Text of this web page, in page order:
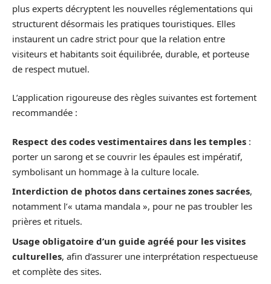
plus experts décryptent les nouvelles réglementations qui
structurent désormais les pratiques touristiques. Elles
instaurent un cadre strict pour que la relation entre
visiteurs et habitants soit équilibrée, durable, et porteuse
de respect mutuel.
L’application rigoureuse des règles suivantes est fortement
recommandée :
Respect des codes vestimentaires dans les temples :
porter un sarong et se couvrir les épaules est impératif,
symbolisant un hommage à la culture locale.
Interdiction de photos dans certaines zones sacrées,
notamment l’« utama mandala », pour ne pas troubler les
prières et rituels.
Usage obligatoire d’un guide agréé pour les visites
culturelles, afin d’assurer une interprétation respectueuse
et complète des sites.